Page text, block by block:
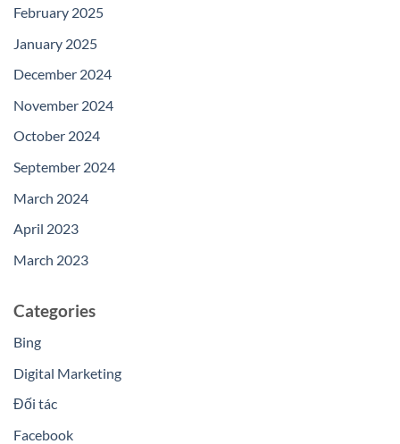
February 2025
January 2025
December 2024
November 2024
October 2024
September 2024
March 2024
April 2023
March 2023
Categories
Bing
Digital Marketing
Đối tác
Facebook